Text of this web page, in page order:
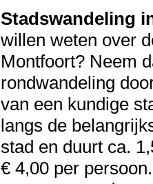
Stadswandeling
willen weten over
Montfoort? Neem
rondwandeling
van een kundige
langs de
stad en duurt ca.
€ 4,00 per